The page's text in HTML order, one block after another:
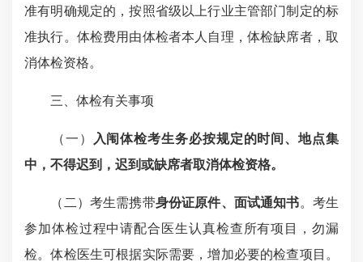
准有明确规定的，按照省级以上行业主管部门制定的标
准执行。体检费用由体检者本人自理，体检缺席者，取
消体检资格。
三、体检有关事项
（一）
入闱体检考生务必按规定的时间、地点集
中，不得迟到， 迟到或缺席者取消体检资格。
（二）考生需携带身份证原件、 面试通知书。考生
参加体检过程中请配合医生认真检查所有项目，勿漏
检。体检医生可根据实际需要，增加必要的检查项目。